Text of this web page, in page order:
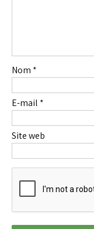
Nom *
E-mail *
Site web